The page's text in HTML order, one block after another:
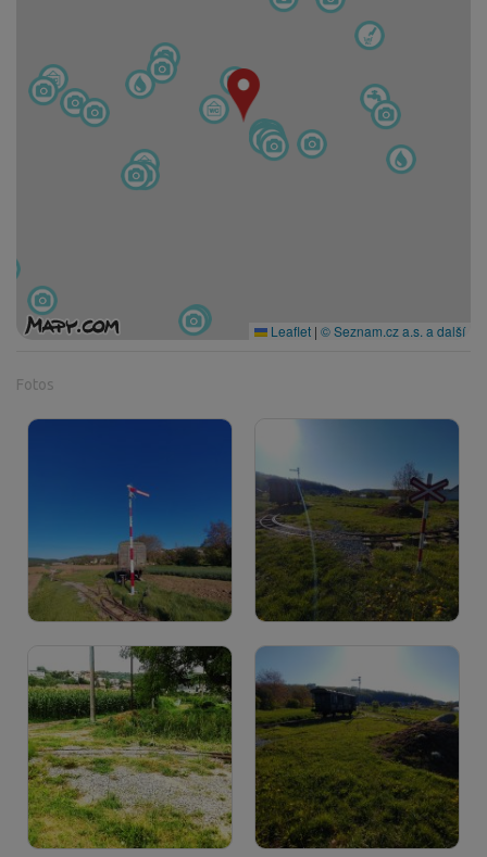
Leaflet | © Seznam.cz a.s. a další
Fotos